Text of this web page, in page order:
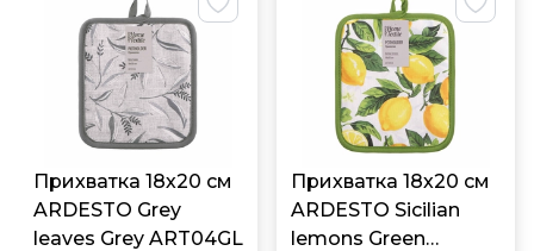
Прихватка 18х20 см
ARDESTO Grey
leaves Grey ART04GL
Прихватка 18х20 см
ARDESTO Sicilian
lemons Green